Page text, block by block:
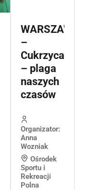
WARSZAWA
–
Cukrzyca
– plaga
naszych
czasów
Organizator:
Anna
Wozniak
Ośrodek
Sportu i
Rekreacji
Polna